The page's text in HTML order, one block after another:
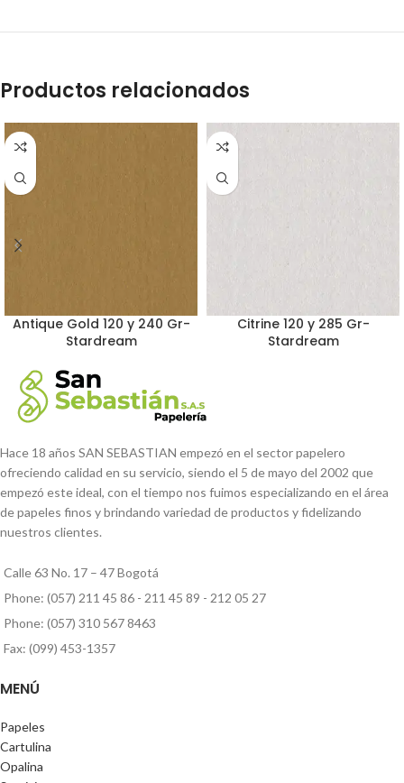
Productos relacionados
Antique Gold 120 y 240 Gr-
Stardream
Citrine 120 y 285 Gr-
Stardream
Hace 18 años SAN SEBASTIAN empezó en el sector papelero
ofreciendo calidad en su servicio, siendo el 5 de mayo del 2002 que
empezó este ideal, con el tiempo nos fuimos especializando en el área
de papeles finos y brindando variedad de productos y fidelizando
nuestros clientes.
Calle 63 No. 17 – 47 Bogotá
Phone: (057) 211 45 86 - 211 45 89 - 212 05 27
Phone: (057) 310 567 8463
Fax: (099) 453-1357
MENÚ
Papeles
Cartulina
Opalina